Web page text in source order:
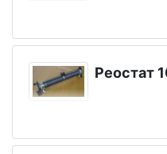
Реостат